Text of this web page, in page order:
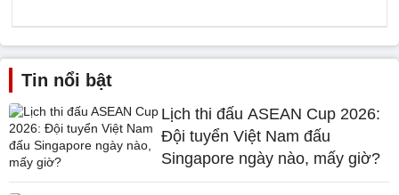
Tin nổi bật
Lịch thi đấu ASEAN Cup 2026:
Đội tuyển Việt Nam đấu
Singapore ngày nào, mấy giờ?